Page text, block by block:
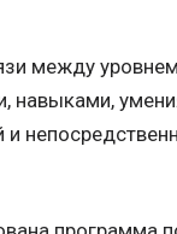
между
навыками,